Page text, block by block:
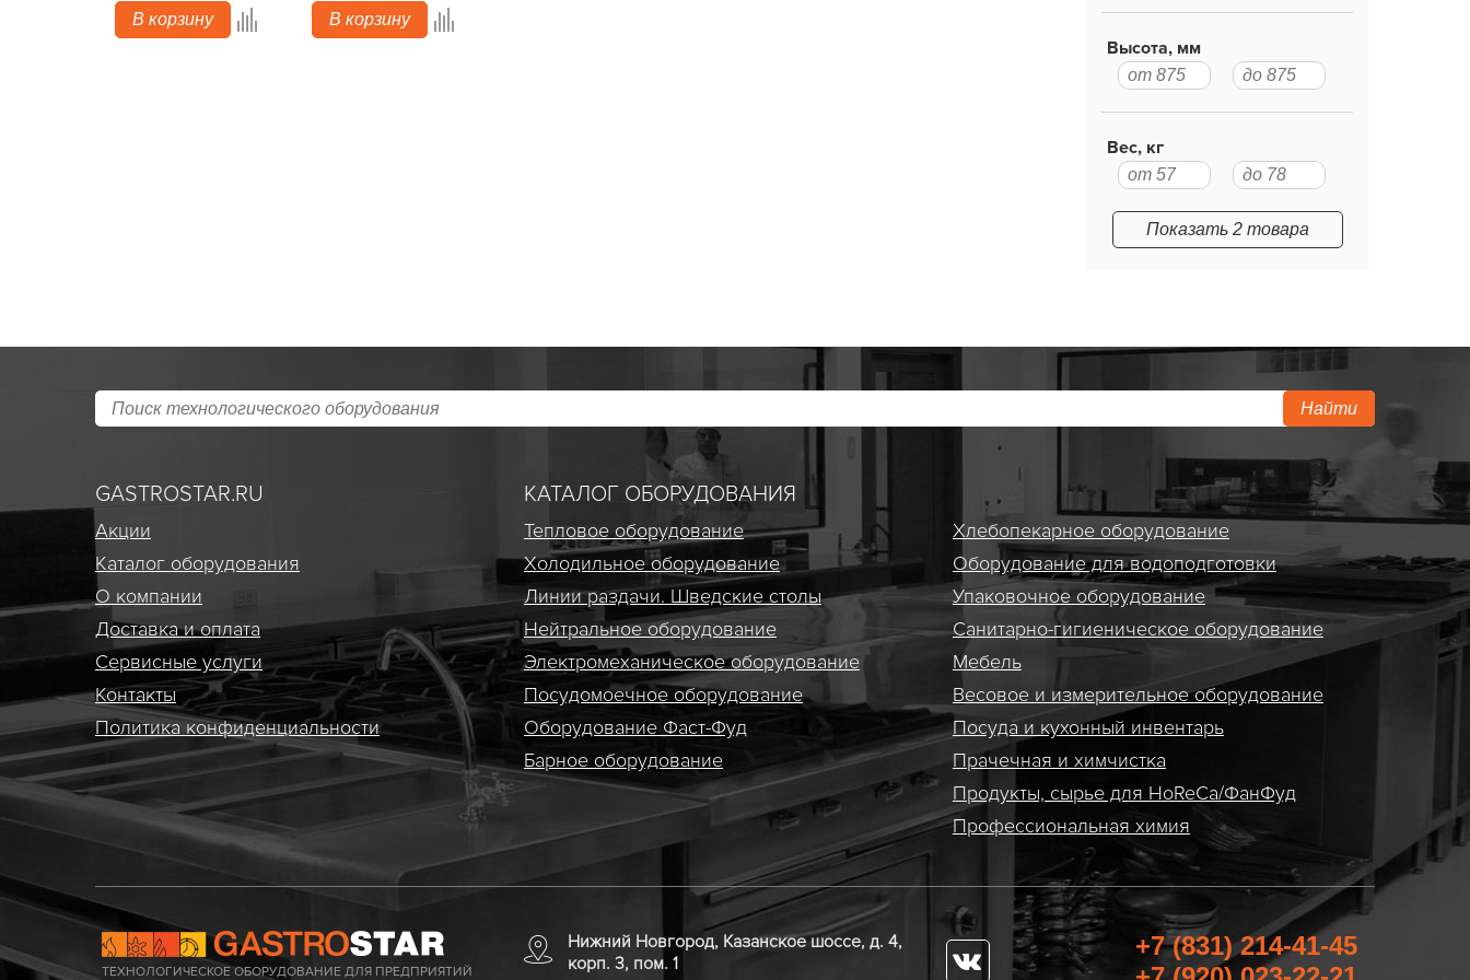
Высота, мм
Вес, кг
Показать 2 товара
В корзину
В корзину
Найти
GASTROSTAR.RU
Акции
Каталог оборудования
О компании
Доставка и оплата
Сервисные услуги
Контакты
Политика конфиденциальности
КАТАЛОГ ОБОРУДОВАНИЯ
Тепловое оборудование
Холодильное оборудование
Линии раздачи. Шведские столы
Нейтральное оборудование
Электро­механическое оборудование
Посудомоечное оборудование
Оборудование Фаст-Фуд
Барное оборудование
Хлебопекарное оборудование
Оборудование для водоподготовки
Упаковочное оборудование
Санитарно-гигиеническое оборудование
Мебель
Весовое и измерительное оборудование
Посуда и кухонный инвентарь
Прачечная и химчистка
Продукты, сырье для HoReCa/ФанФуд
Профессиональная химия
ТЕХНОЛОГИЧЕСКОЕ ОБОРУДОВАНИЕ ДЛЯ ПРЕДПРИЯТИЙ
Нижний Новгород, Казанское шоссе, д. 4,
корп. 3, пом. 1
+7 (831) 214-41-45